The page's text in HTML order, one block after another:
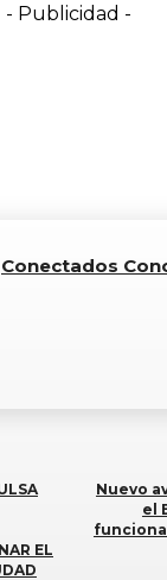
- Publicidad -
Conectados
EL
Nuevo
el